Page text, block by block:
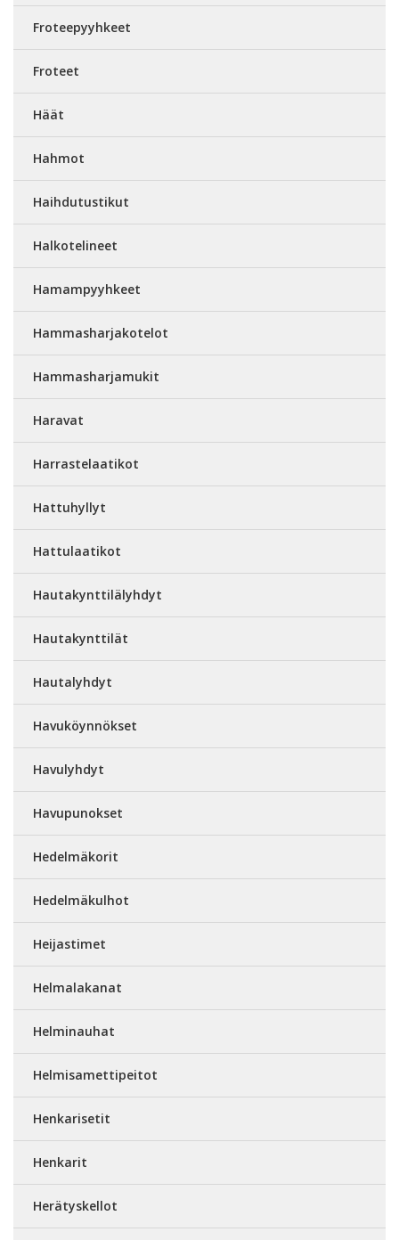
Froteepyyhkeet
Froteet
Häät
Hahmot
Haihdutustikut
Halkotelineet
Hamampyyhkeet
Hammasharjakotelot
Hammasharjamukit
Haravat
Harrastelaatikot
Hattuhyllyt
Hattulaatikot
Hautakynttilälyhdyt
Hautakynttilät
Hautalyhdyt
Havuköynnökset
Havulyhdyt
Havupunokset
Hedelmäkorit
Hedelmäkulhot
Heijastimet
Helmalakanat
Helminauhat
Helmisamettipeitot
Henkarisetit
Henkarit
Herätyskellot